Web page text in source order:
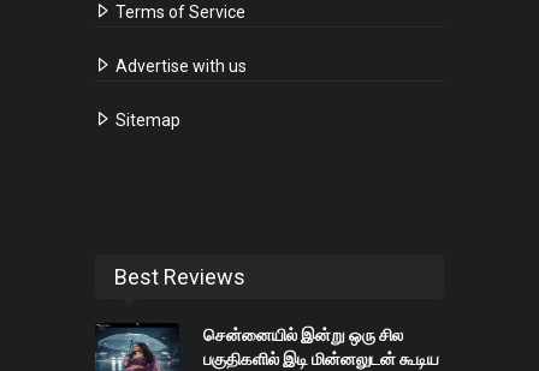
Terms of Service
Advertise with us
Sitemap
Best Reviews
சென்னையில் இன்று ஒரு சில
பகுதிகளில் இடி மின்னலுடன் கூடிய